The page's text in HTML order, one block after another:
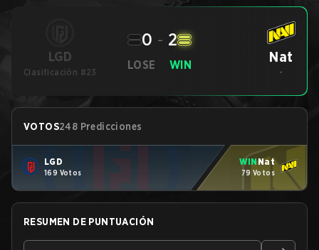
LGD
Clasificación #23
LOSE
0 - 2
WIN Nat
-
VOTOS248 Predicciones
LGD
169 Votos
WINNat
79 Votos
RESUMEN DE PUNTUACIÓN